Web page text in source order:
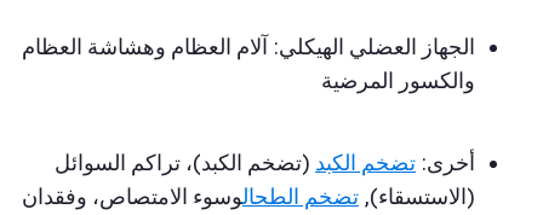
الجهاز العضلي الهيكلي: آلام العظام وهشاشة العظام
والكسور المرضية
أخرى: تضخم الكبد (تضخم الكبد)، تراكم السوائل
(الاستسقاء), تضخم الطحالوسوء الامتصاص، وفقدان